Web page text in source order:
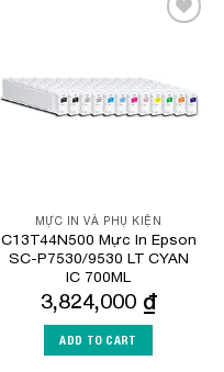
MỰC IN VÀ PHỤ KIỆN
C13T44N500 Mực In Epson
SC-P7530/9530 LT CYAN
IC 700ML
3,824,000 ₫
ADD TO CART